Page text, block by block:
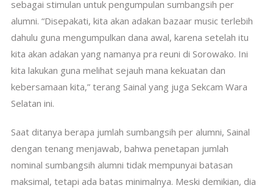
sebagai stimulan untuk pengumpulan sumbangsih per
alumni. “Disepakati, kita akan adakan bazaar music terlebih
dahulu guna mengumpulkan dana awal, karena setelah itu
kita akan adakan yang namanya pra reuni di Sorowako. Ini
kita lakukan guna melihat sejauh mana kekuatan dan
kebersamaan kita,” terang Sainal yang juga Sekcam Wara
Selatan ini.
Saat ditanya berapa jumlah sumbangsih per alumni, Sainal
dengan tenang menjawab, bahwa penetapan jumlah
nominal sumbangsih alumni tidak mempunyai batasan
maksimal, tetapi ada batas minimalnya. Meski demikian, dia